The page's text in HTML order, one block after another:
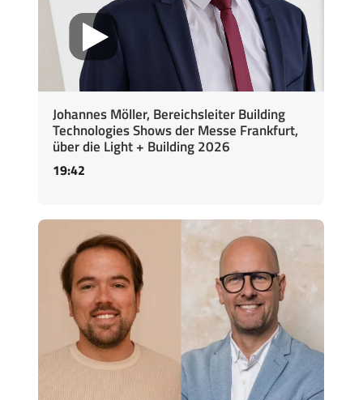
Johannes Möller, Bereichsleiter Building
Technologies Shows der Messe Frankfurt,
über die Light + Building 2026
19:42